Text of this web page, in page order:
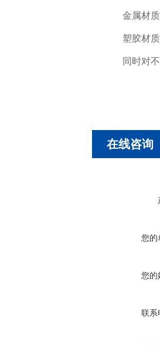
金属材
塑胶材
同时对
在线咨询
您的
您的
联系